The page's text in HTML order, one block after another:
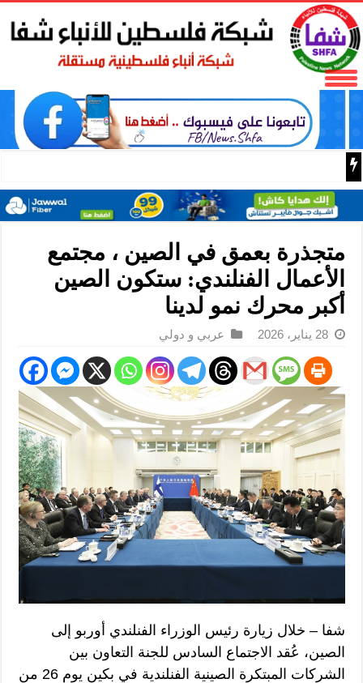
مع اقتراب الإعصار “دولفين”.. الصين تفعّل الإنذار الأحمر
متجذرة بعمق في الصين ، مجتمع
الأعمال الفنلندي: ستكون الصين
أكبر محرك نمو لدينا
28 يناير، 2026 عربي و دولي
شفا – خلال زيارة رئيس الوزراء الفنلندي أوربو إلى
الصين، عُقد الاجتماع السادس للجنة التعاون بين
الشركات المبتكرة الصينية الفنلندية في بكين يوم 26 من